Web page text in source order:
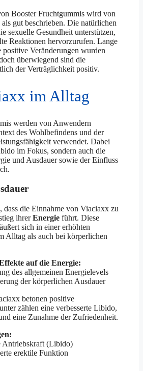
Booster Fruchtgummis wird von
gut beschrieben. Die natürlichen
sexuelle Gesundheit unterstützen,
Reaktionen hervorzurufen. Lange
positive Veränderungen wurden
überwiegend sind die
der Verträglichkeit positiv.
im Alltag
werden von Anwendern
des Wohlbefindens und der
verwendet. Dabei
im Fokus, sondern auch die
und Ausdauer sowie der Einfluss
dass die Einnahme von Viaciaxx zu
ihrerEnergie führt. Diese
äußert sich in einer erhöhten
Alltag als auch bei körperlichen
auf die Energie:
des allgemeinen Energielevels
der körperlichen Ausdauer
betonen positive
zählen eine verbesserte Libido,
eine Zunahme der Zufriedenheit.
Antriebskraft (Libido)
erektile Funktion